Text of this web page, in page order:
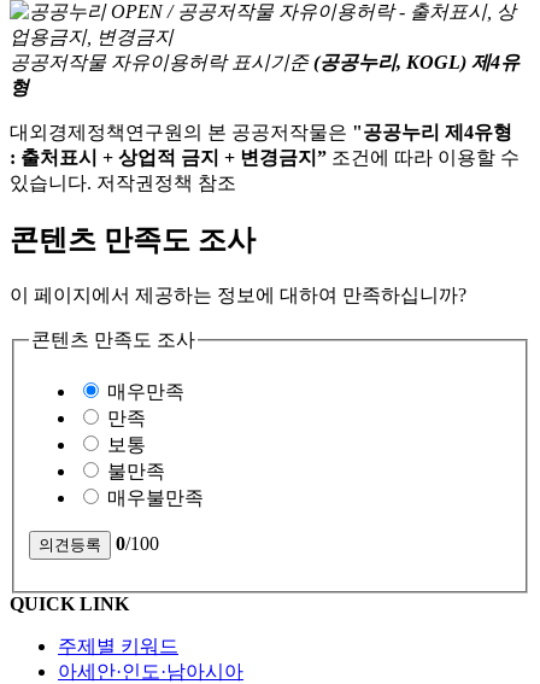
공공저작물 자유이용허락 표시기준 (공공누리, KOGL) 제4유
형
대외경제정책연구원의 본 공공저작물은 "공공누리 제4유형
: 출처표시 + 상업적 금지 + 변경금지” 조건에 따라 이용할 수
있습니다. 저작권정책 참조
콘텐츠 만족도 조사
이 페이지에서 제공하는 정보에 대하여 만족하십니까?
콘텐츠 만족도 조사
매우만족
만족
보통
불만족
매우불만족
0/100
QUICK LINK
주제별 키워드
아세안·인도·남아시아